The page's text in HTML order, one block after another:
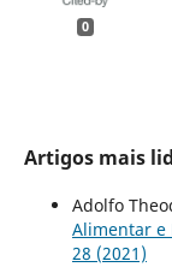
0
Artigos mais
Adolfo
Alimentar e
28 (2021)